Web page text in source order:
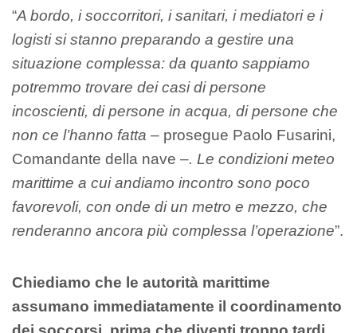
“A bordo, i soccorritori, i sanitari, i mediatori e i
logisti si stanno preparando a gestire una
situazione complessa: da quanto sappiamo
potremmo trovare dei casi di persone
incoscienti, di persone in acqua, di persone che
non ce l’hanno fatta – prosegue Paolo Fusarini,
Comandante della nave –. Le condizioni meteo
marittime a cui andiamo incontro sono poco
favorevoli, con onde di un metro e mezzo, che
renderanno ancora più complessa l’operazione”.
Chiediamo che le autorità marittime
assumano immediatamente il coordinamento